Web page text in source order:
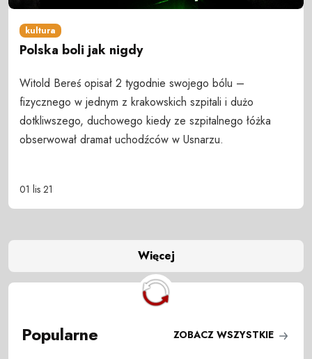
kultura
Polska boli jak nigdy
Witold Bereś opisał 2 tygodnie swojego bólu –
fizycznego w jednym z krakowskich szpitali i dużo
dotkliwszego, duchowego kiedy ze szpitalnego łóżka
obserwował dramat uchodźców w Usnarzu.
01 lis 21
Więcej
Popularne ZOBACZ WSZYSTKIE